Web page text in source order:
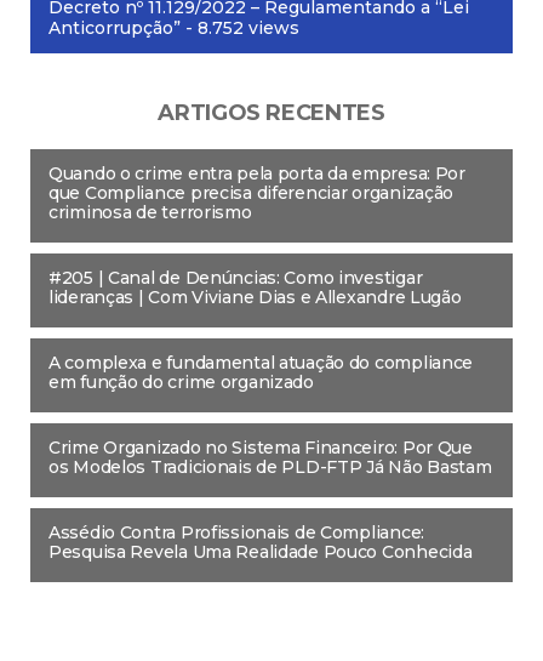
Decreto nº 11.129/2022 – Regulamentando a “Lei
Anticorrupção” - 8.752 views
ARTIGOS RECENTES
Quando o crime entra pela porta da empresa: Por
que Compliance precisa diferenciar organização
criminosa de terrorismo
#205 | Canal de Denúncias: Como investigar
lideranças | Com Viviane Dias e Allexandre Lugão
A complexa e fundamental atuação do compliance
em função do crime organizado
Crime Organizado no Sistema Financeiro: Por Que
os Modelos Tradicionais de PLD-FTP Já Não Bastam
Assédio Contra Profissionais de Compliance:
Pesquisa Revela Uma Realidade Pouco Conhecida